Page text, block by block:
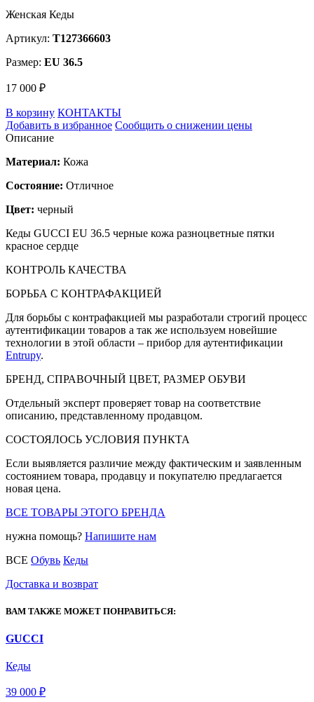
Женская Кеды
Артикул: T127366603
Размер: EU 36.5
17 000 ₽
В корзину КОНТАКТЫ
Добавить в избранное Сообщить о снижении цены
Описание
Материал: Кожа
Состояние: Отличное
Цвет: черный
Кеды GUCCI EU 36.5 черные кожа разноцветные пятки
красное сердце
КОНТРОЛЬ КАЧЕСТВА
БОРЬБА С КОНТРАФАКЦИЕЙ
Для борьбы с контрафакцией мы разработали строгий процесс
аутентификации товаров а так же используем новейшие
технологии в этой области – прибор для аутентификации
Entrupy.
БРЕНД, СПРАВОЧНЫЙ ЦВЕТ, РАЗМЕР ОБУВИ
Отдельный эксперт проверяет товар на соответствие
описанию, представленному продавцом.
СОСТОЯЛОСЬ УСЛОВИЯ ПУНКТА
Если выявляется различие между фактическим и заявленным
состоянием товара, продавцу и покупателю предлагается
новая цена.
ВСЕ ТОВАРЫ ЭТОГО БРЕНДА
нужна помощь? Напишите нам
ВСЕ Обувь Кеды
Доставка и возврат
ВАМ ТАКЖЕ МОЖЕТ ПОНРАВИТЬСЯ:
GUCCI
Кеды
39 000 ₽